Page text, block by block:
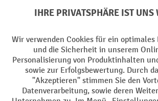
Soziale Netzwerke
Impressum Datenschutz